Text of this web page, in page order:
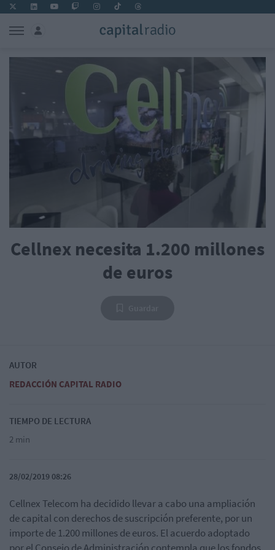
Cellnex necesita 1.200 millones
de euros
AUTOR
REDACCIÓN CAPITAL RADIO
TIEMPO DE LECTURA
2 min
28/02/2019 08:26
Cellnex Telecom ha decidido llevar a cabo una ampliación
de capital con derechos de suscripción preferente, por un
importe de 1.200 millones de euros. El acuerdo adoptado